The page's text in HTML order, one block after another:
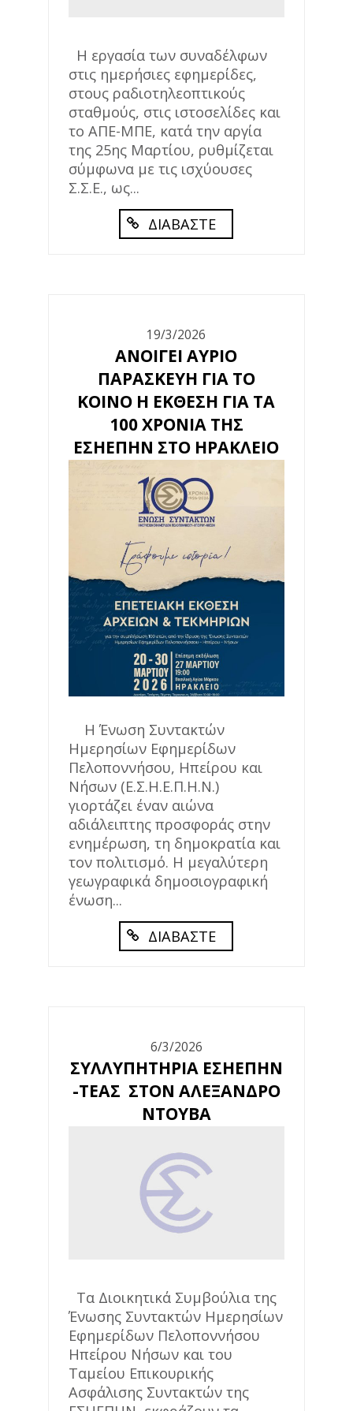
Η εργασία των συναδέλφων
στις ημερήσιες εφημερίδες,
στους ραδιοτηλεοπτικούς
σταθμούς, στις ιστοσελίδες και
το ΑΠΕ-ΜΠΕ, κατά την αργία
της 25ης Μαρτίου, ρυθμίζεται
σύμφωνα με τις ισχύουσες
Σ.Σ.Ε., ως...
ΔΙΑΒΑΣΤΕ
19/3/2026
ΑΝΟΙΓΕΙ ΑΥΡΙΟ
ΠΑΡΑΣΚΕΥΗ ΓΙΑ ΤΟ
ΚΟΙΝΟ Η ΕΚΘΕΣΗ ΓΙΑ ΤΑ
100 ΧΡΟΝΙΑ ΤΗΣ
ΕΣΗΕΠΗΝ ΣΤΟ ΗΡΑΚΛΕΙΟ
Η Ένωση Συντακτών
Ημερησίων Εφημερίδων
Πελοποννήσου, Ηπείρου και
Νήσων (Ε.Σ.Η.Ε.Π.Η.Ν.)
γιορτάζει έναν αιώνα
αδιάλειπτης προσφοράς στην
ενημέρωση, τη δημοκρατία και
τον πολιτισμό. Η μεγαλύτερη
γεωγραφικά δημοσιογραφική
ένωση...
ΔΙΑΒΑΣΤΕ
6/3/2026
ΣΥΛΛΥΠΗΤΗΡΙΑ ΕΣΗΕΠΗΝ
-ΤΕΑΣ ΣΤΟΝ ΑΛΕΞΑΝΔΡΟ
ΝΤΟΥΒΑ
Τα Διοικητικά Συμβούλια της
Ένωσης Συντακτών Ημερησίων
Εφημερίδων Πελοποννήσου
Ηπείρου Νήσων και του
Ταμείου Επικουρικής
Ασφάλισης Συντακτών της